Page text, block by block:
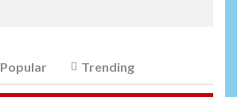
Popular Trending